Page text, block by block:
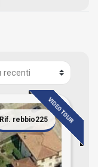
VIDEO TOUR
Rif. rebbio225